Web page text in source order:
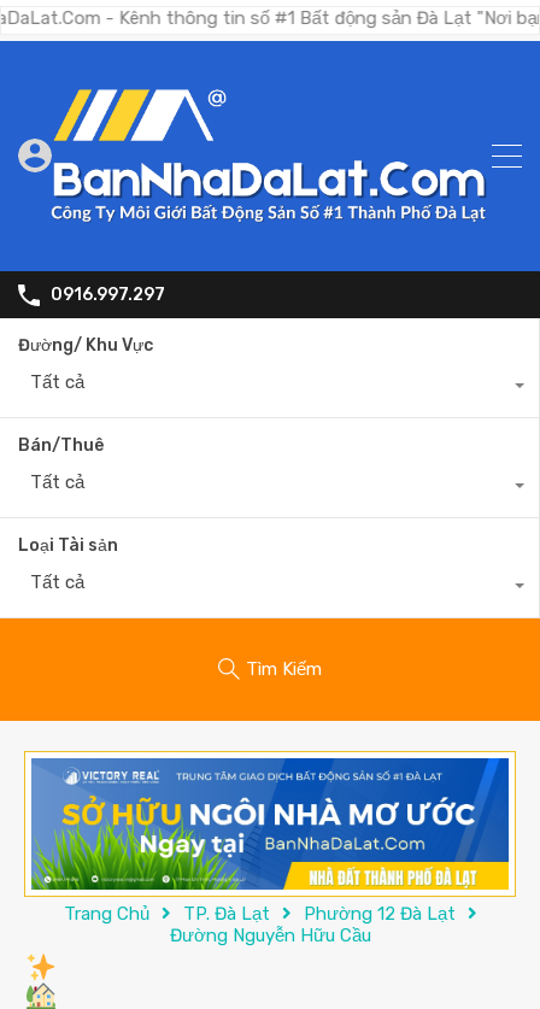
- Kênh thông tin số #1 Bất động sản Đà Lạt "Nơi bạn tìm
0916.997.297
Đường/ Khu Vực
Tất cả
Bán/Thuê
Tất cả
Loại Tài sản
Tất cả
Tìm Kiếm
Trang Chủ TP. Đà Lạt
Phường 12 Đà Lạt
Đường Nguyễn Hữu Cầu